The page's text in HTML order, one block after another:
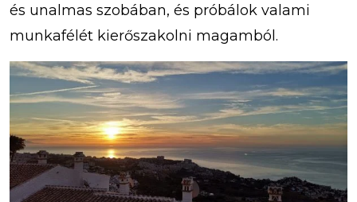
és unalmas szobában, és próbálok valami
munkafélét kierőszakolni magamból.